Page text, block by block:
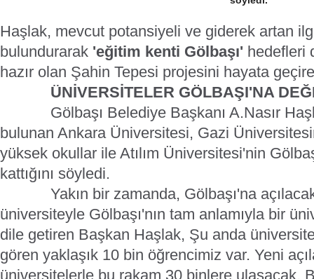
Haşlak, mevcut potansiyeli ve giderek artan
bulundurarak 'eğitim kenti Gölbaşı' hedefleri
hazır olan Şahin Tepesi projesini hayata
ÜNİVERSİTELER GÖLBAŞI'NA
Gölbaşı Belediye Başkanı A.Nasır
bulunan Ankara Üniversitesi, Gazi
yüksek okullar ile Atılım Üniversitesi'nin
kattığını söyledi.
Yakın bir zamanda, Gölbaşı'na
üniversiteyle Gölbaşı'nın tam anlamıyla bir
dile getiren Başkan Haşlak, Şu anda
gören yaklaşık 10 bin öğrencimiz var. Yeni
üniversitelerle bu rakam 30 binlere ulaşacak.